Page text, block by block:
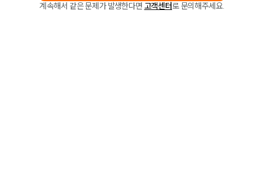
계속해서 같은 문제가 발생한다면 고객센터로 문의해주세요.